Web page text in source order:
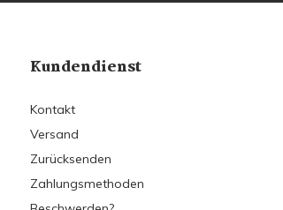
Kundendienst
Kontakt
Versand
Zurücksenden
Zahlungsmethoden